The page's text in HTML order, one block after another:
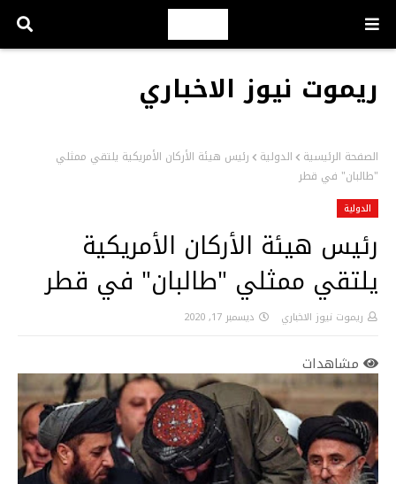
ريموت نيوز الاخباري
الصفحة الرئيسية الدولية
رئيس هيئة الأركان الأمريكية يلتقي ممثلي
"طالبان" في قطر
الدولية
رئيس هيئة الأركان الأمريكية
يلتقي ممثلي "طالبان" في قطر
ريموت نيوز الاخباري ديسمبر 17, 2020
مشاهدات